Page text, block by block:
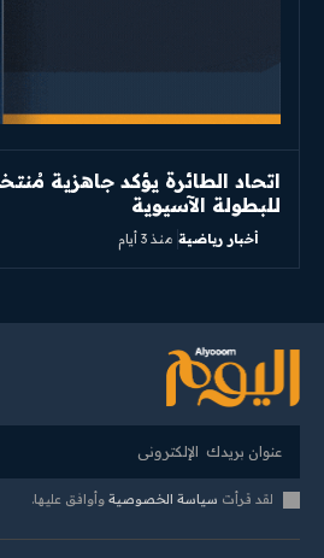
اتحاد الطائرة يؤكد جاهزية
للبطولة الآسيوية
أخبار رياضية منذ 3 أيام
لقد قرأت سياسة الخصوصية وأوافق عليها.